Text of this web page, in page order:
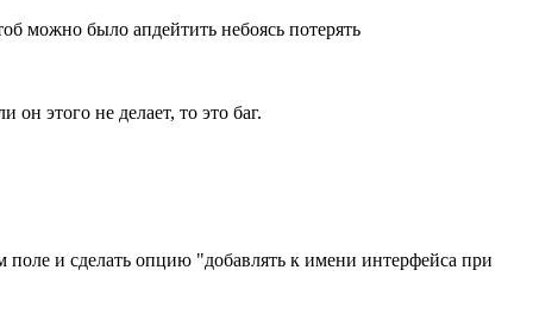
можно было апдейтить небоясь потерять
этого не делает, то это баг.
и сделать опцию "добавлять к имени интерфейса при